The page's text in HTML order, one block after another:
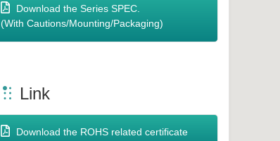
Download the Series SPEC.
(With Cautions/Mounting/Packaging)
Link
Download the ROHS related certificate